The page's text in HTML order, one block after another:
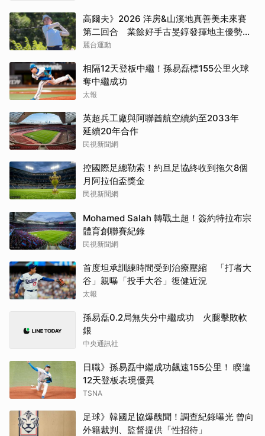
高爾夫》2026 洋房&山溪地真善美未來賽
第二回合 業餘好手古旻錞發揮地主優勢
139桿搶下首位
麗台運動
相隔12天登板中繼！孫易磊標155公里火球
奪中繼成功
太報
英超兵工廠與阿聯酋航空續約至2033年
延續20年合作
民視新聞網
控國際足總勒索！約旦足協終收到拖欠8個
月阿拉伯盃獎金
民視新聞網
Mohamed Salah 轉戰土超！簽約特拉布宗
體育創聯賽紀錄
民視新聞網
首度坦承訓練時間受到治療壓縮 「打者大
谷」親曝「投手大谷」復健近況
太報
孫易磊0.2局無失分中繼成功 火腿擊敗軟
銀
中央通訊社
日職》孫易磊中繼成功飆速155公里！ 睽違
12天登板表現優異
TSNA
足球》韓國足協爆醜聞！調查紀錄曝光 曾向
外籍裁判、監督提供「性招待」